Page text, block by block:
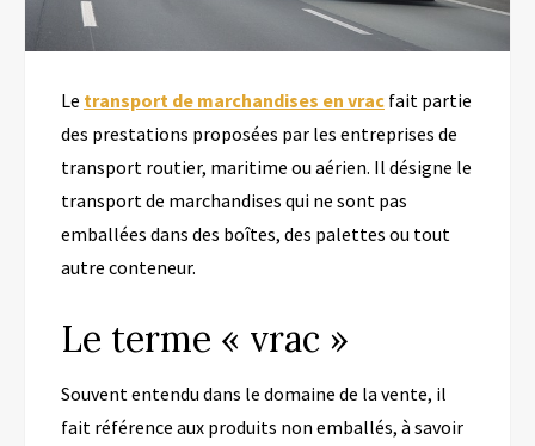
Le transport de marchandises en vrac fait partie
des prestations proposées par les entreprises de
transport routier, maritime ou aérien. Il désigne le
transport de marchandises qui ne sont pas
emballées dans des boîtes, des palettes ou tout
autre conteneur.
Le terme « vrac »
Souvent entendu dans le domaine de la vente, il
fait référence aux produits non emballés, à savoir